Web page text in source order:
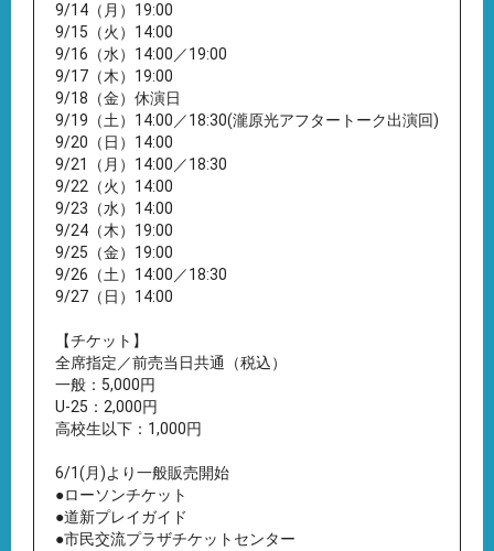
9/14（月）19:00
9/15（火）14:00
9/16（水）14:00／19:00
9/17（木）19:00
9/18（金）休演日
9/19（土）14:00／18:30(瀧原光アフタートーク出演回)
9/20（日）14:00
9/21（月）14:00／18:30
9/22（火）14:00
9/23（水）14:00
9/24（木）19:00
9/25（金）19:00
9/26（土）14:00／18:30
9/27（日）14:00
【チケット】
全席指定／前売当日共通（税込）
一般：5,000円
U-25：2,000円
高校生以下：1,000円
6/1(月)より一般販売開始
●ローソンチケット
●道新プレイガイド
●市民交流プラザチケットセンター